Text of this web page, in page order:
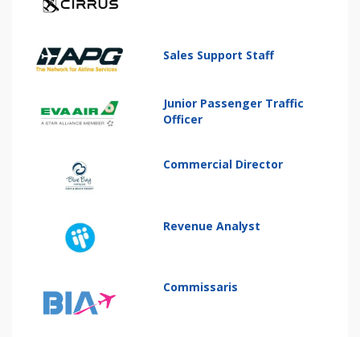
Sales Support Staff
Junior Passenger Traffic
Officer
Commercial Director
Revenue Analyst
Commissaris